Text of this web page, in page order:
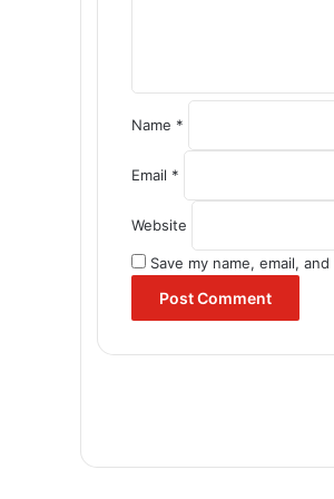
Name *
Email *
Website
Save my name, email,